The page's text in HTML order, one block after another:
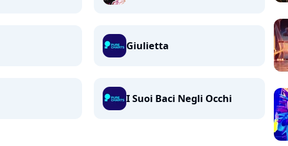
Giulietta
I Suoi Baci Negli Occhi